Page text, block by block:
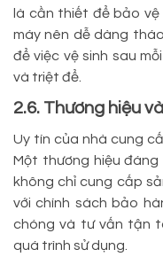
là cần thiết để bảo vệ
máy nên dễ dàng
để việc vệ sinh sau
và triệt để.
2.6. Thương hiệu
Uy tín của nhà cung
Một thương hiệu đáng
không chỉ cung cấp
với chính sách bảo
chóng và tư vấn tận
quá trình sử dụng.